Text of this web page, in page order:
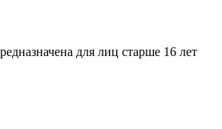
для лиц старше 16 лет